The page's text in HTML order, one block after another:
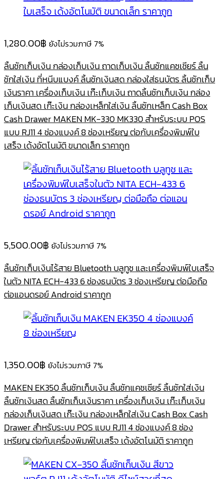
1,280.00฿ ยังไม่รวมภาษี 7%
ลิ้นชักเก็บเงิน กล่องเก็บเงิน ถาดเก็บเงิน ลิ้นชักแคชเชียร์ ลิ้น
ชักใส่เงิน ที่หนีบแบงค์ ลิ้นชักเงินสด กล่องใส่ธนบัตร ลิ้นชักเก็บ
เงินราคา เครื่องเก็บเงิน เก๊ะเก็บเงิน ถาดลิ้นชักเก็บเงิน กล่อง
เก็บเงินสด เก๊ะเงิน กล่องเหล็กใส่เงิน ลิ้นชักเหล็ก Cash Box
Cash Drawer MAKEN MK-330 MK330 สำหรับระบบ POS
แบบ RJ11 4 ช่องแบงค์ 8 ช่องเหรียญ ต่อกับเครื่องพิมพ์ใบ
เสร็จ เด้งอัตโนมัติ ขนาดเล็ก ราคาถูก
5,500.00฿ ยังไม่รวมภาษี 7%
ลิ้นชักเก็บเงินไร้สาย Bluetooth บลูทูช และเครื่องพิมพ์ใบเสร็จ
ในตัว NITA ECH-433 6 ช่องธนบัตร 3 ช่องเหรียญ ต่อมือถือ
ต่อแอนดรอย์ Android ราคาถูก
1,350.00฿ ยังไม่รวมภาษี 7%
MAKEN EK350 ลิ้นชักเก็บเงิน ลิ้นชักแคชเชียร์ ลิ้นชักใส่เงิน
ลิ้นชักเงินสด ลิ้นชักเก็บเงินราคา เครื่องเก็บเงิน เก๊ะเก็บเงิน
กล่องเก็บเงินสด เก๊ะเงิน กล่องเหล็กใส่เงิน Cash Box Cash
Drawer สำหรับระบบ POS แบบ RJ11 4 ช่องแบงค์ 8 ช่อง
เหรียญ ต่อกับเครื่องพิมพ์ใบเสร็จ เด้งอัตโนมัติ ราคาถูก